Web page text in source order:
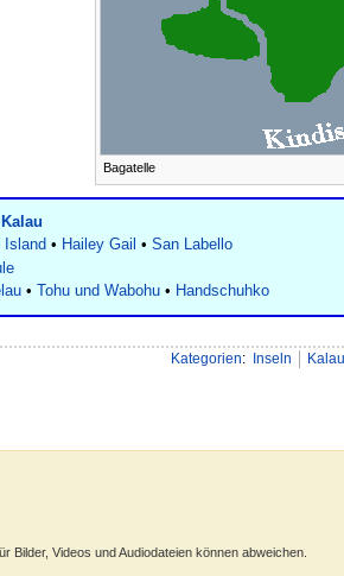
Bagatelle
Island • Hailey Gail • San Labello
• Tohu und Wabohu • Handschuhko
Kategorien: Inseln Kalau
Videos und Audiodateien können abweichen.